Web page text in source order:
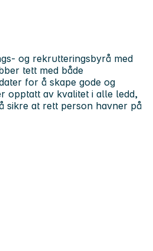
og rekrutteringsbyrå med
tett med både
for å skape gode og
opptatt av kvalitet i alle ledd,
sikre at rett person havner på